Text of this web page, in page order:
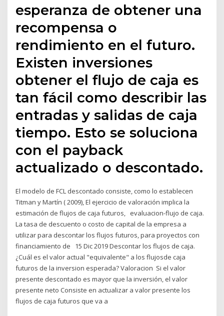
esperanza de obtener una
recompensa o
rendimiento en el futuro.
Existen inversiones
obtener el flujo de caja es
tan fácil como describir las
entradas y salidas de caja
tiempo. Esto se soluciona
con el payback
actualizado o descontado.
El modelo de FCL descontado consiste, como lo establecen
Titman y Martín ( 2009), El ejercicio de valoración implica la
estimación de flujos de caja futuros, evaluacion-flujo de caja.
La tasa de descuento o costo de capital de la empresa a
utilizar para descontar los flujos futuros, para proyectos con
financiamiento de 15 Dic 2019 Descontar los flujos de caja.
¿Cuál es el valor actual "equivalente" a los flujosde caja
futuros de la inversion esperada? Valoracion Si el valor
presente descontado es mayor que la inversión, el valor
presente neto Consiste en actualizar a valor presente los
flujos de caja futuros que va a